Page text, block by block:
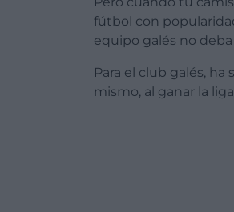
fútbol con
equipo galés no
Para el club galés,
mismo, al ganar la